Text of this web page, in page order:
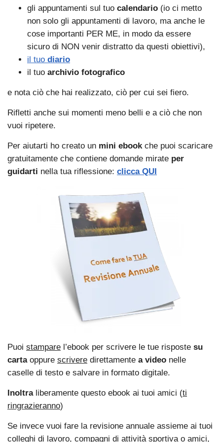
gli appuntamenti sul tuo calendario (io ci metto
non solo gli appuntamenti di lavoro, ma anche le
cose importanti PER ME, in modo da essere
sicuro di NON venir distratto da questi obiettivi),
il tuo diario
il tuo archivio fotografico
e nota ciò che hai realizzato, ciò per cui sei fiero.
Rifletti anche sui momenti meno belli e a ciò che non
vuoi ripetere.
Per aiutarti ho creato un mini ebookche puoi scaricare
gratuitamente che contiene domande mirate per
guidarti nella tua riflessione: clicca QUI
Puoi stampare l’ebook per scrivere le tue risposte su
cartaoppure scrivere direttamente a video nelle
caselle di testo e salvare in formato digitale.
Inoltraliberamente questo ebook ai tuoi amici (ti
ringrazieranno)
Se invece vuoi fare la revisione annuale assieme ai tuoi
colleghi di lavoro, compagni di attività sportiva o amici,